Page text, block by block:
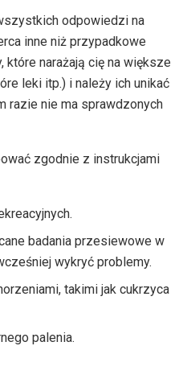
odpowiedzi na
inne niż przypadkowe
które narażają cię na większe
leki itp.) i należy ich unikać
razie nie ma sprawdzonych
zgodnie z instrukcjami
badania przesiewowe w
wykryć problemy.
takimi jak cukrzyca
palenia.